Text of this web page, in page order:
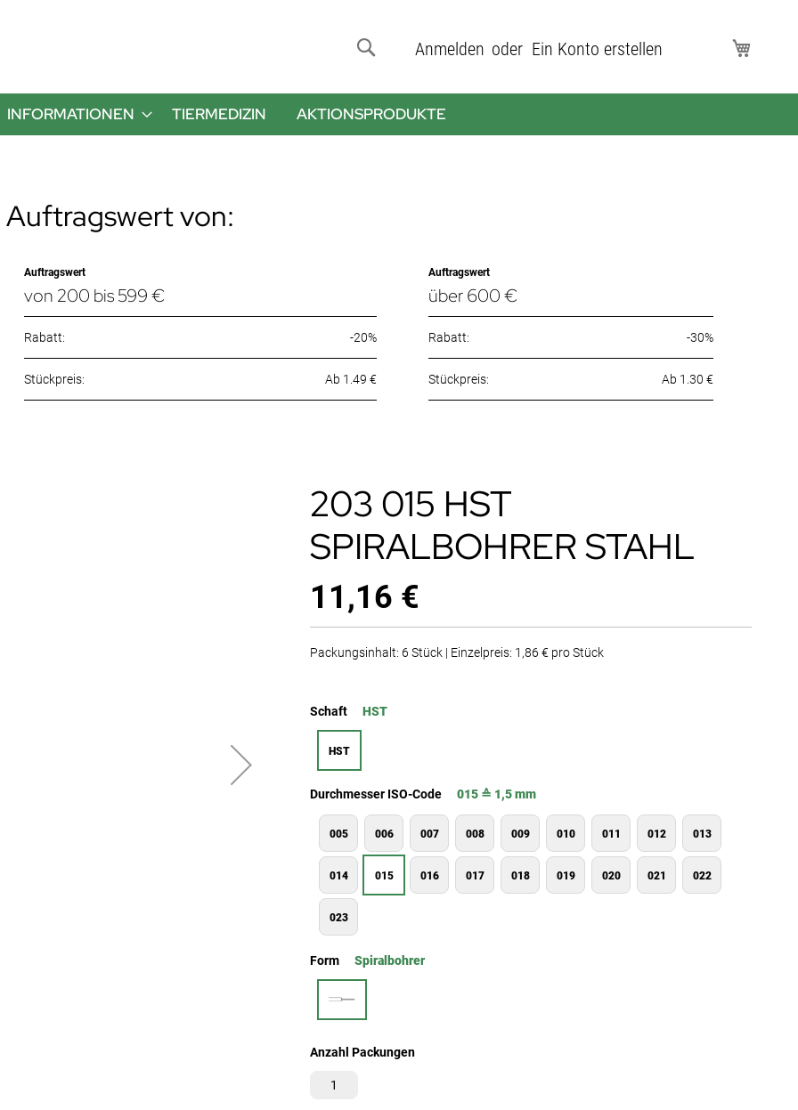
Direkt
Inhalt
Anmelden Ein Konto erstellen
INFORMATIONEN TIERMEDIZIN AKTIONSPRODUKTE
von:
Auftragswert
von 200 bis 599 €
Auftragswert
über 600 €
Rabatt: -20% Rabatt: -30%
Ab 1.49 € Ab 1.30 €
203 015 HST
SPIRALBOHRER STAHL
11,16 €
Packungsinhalt: 6 Stück | Einzelpreis: 1,86 € pro Stück
Schaft HST
HST
Durchmesser ISO-Code 015 ≙ 1,5 mm
005 006 007 008 009 010 011 012 013
014 015 016 017 018 019 020 021 022
023
Form Spiralbohrer
Anzahl Packungen